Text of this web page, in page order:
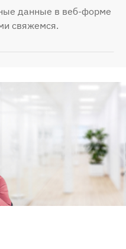
данные в веб-форме
свяжемся.